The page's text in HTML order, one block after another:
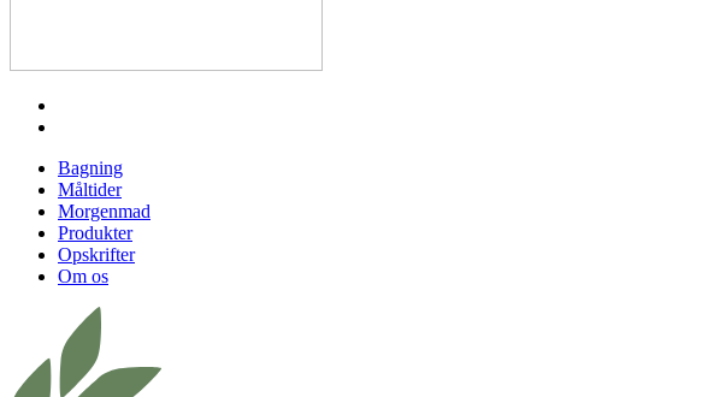
Bagning
Måltider
Morgenmad
Produkter
Opskrifter
Om os